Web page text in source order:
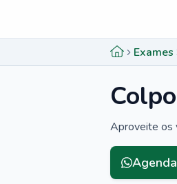
Exames
Aproveite os